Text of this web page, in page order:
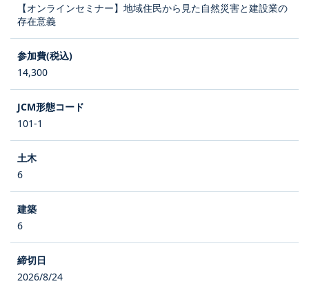
【オンラインセミナー】地域住民から見た自然災害と建設業の
存在意義
14,300
101-1
6
6
2026/8/24